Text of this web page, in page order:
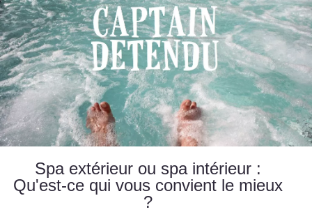
Spa extérieur ou spa intérieur :
Qu'est-ce qui vous convient le mieux
?